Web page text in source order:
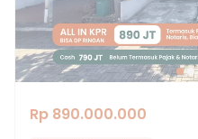
Rp 890.000.000